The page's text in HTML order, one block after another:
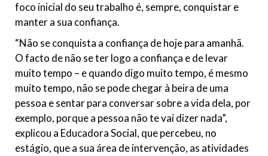
foco inicial do seu trabalho é, sempre, conquistar e
manter a sua confiança.
“Não se conquista a confiança de hoje para amanhã.
O facto de não se ter logo a confiança e de levar
muito tempo – e quando digo muito tempo, é mesmo
muito tempo, não se pode chegar à beira de uma
pessoa e sentar para conversar sobre a vida dela, por
exemplo, porque a pessoa não te vai dizer nada”,
explicou a Educadora Social, que percebeu, no
estágio, que a sua área de intervenção, as atividades